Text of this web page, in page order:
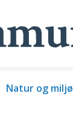
Natur og miljø